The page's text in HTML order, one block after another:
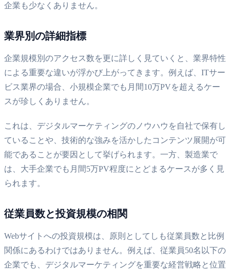
企業も少なくありません。
業界別の詳細指標
企業規模別のアクセス数を更に詳しく見ていくと、業界特性
による重要な違いが浮かび上がってきます。例えば、ITサー
ビス業界の場合、小規模企業でも月間10万PVを超えるケー
スが珍しくありません。
これは、デジタルマーケティングのノウハウを自社で保有し
ていることや、技術的な強みを活かしたコンテンツ展開が可
能であることが要因として挙げられます。一方、製造業で
は、大手企業でも月間5万PV程度にとどまるケースが多く見
られます。
従業員数と投資規模の相関
Webサイトへの投資規模は、原則としてしも従業員数と比例
関係にあるわけではありません。例えば、従業員50名以下の
企業でも、デジタルマーケティングを重要な経営戦略と位置